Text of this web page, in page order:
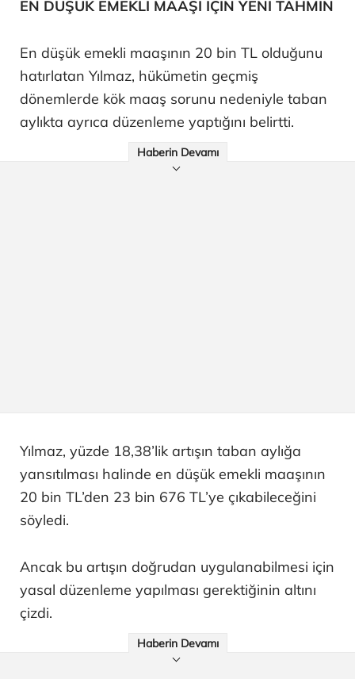
EN DÜŞÜK EMEKLİ MAAŞI İÇİN YENİ TAHMİN
En düşük emekli maaşının 20 bin TL olduğunu
hatırlatan Yılmaz, hükümetin geçmiş
dönemlerde kök maaş sorunu nedeniyle taban
aylıkta ayrıca düzenleme yaptığını belirtti.
Haberin Devamı
Yılmaz, yüzde 18,38’lik artışın taban aylığa
yansıtılması halinde en düşük emekli maaşının
20 bin TL’den 23 bin 676 TL’ye çıkabileceğini
söyledi.
Ancak bu artışın doğrudan uygulanabilmesi için
yasal düzenleme yapılması gerektiğinin altını
çizdi.
Haberin Devamı